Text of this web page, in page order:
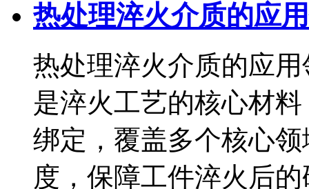
热处理淬火介质的应
热处理淬火介质的应
是淬火工艺的核心材
绑定，覆盖多个核心
度，保障工件淬火后